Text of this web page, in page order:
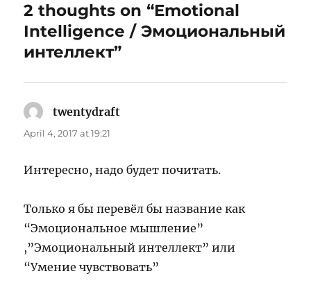
2 thoughts on “Emotional
Intelligence / Эмоциональный
интеллект”
twentydraft
April 4, 2017 at 19:21
Интересно, надо будет почитать.
Только я бы перевёл бы название как
“Эмоциональное мышление”
,”Эмоциональный интеллект” или
“Умение чувствовать”